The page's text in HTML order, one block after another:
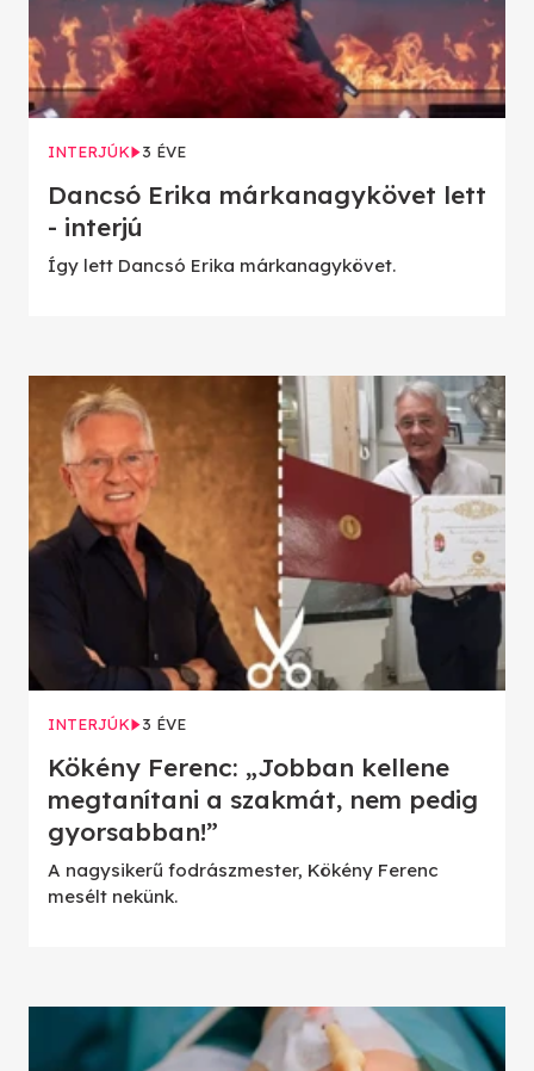
INTERJÚK 3 ÉVE
Dancsó Erika márkanagykövet lett
- interjú
Így lett Dancsó Erika márkanagykövet.
INTERJÚK 3 ÉVE
Kökény Ferenc: „Jobban kellene
megtanítani a szakmát, nem pedig
gyorsabban!”
A nagysikerű fodrászmester, Kökény Ferenc
mesélt nekünk.